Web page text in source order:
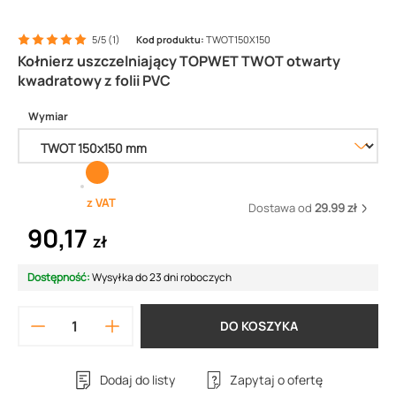
Kołnierz uszczelniający TOPWET TWOT otwarty
kwadratowy z folii PVC
5/5 (1) Kod produktu: TWOT150X150
Wymiar
z VAT Dostawa od 29.99 zł
90,17 zł
Dostępność:Wysyłka do 23 dni roboczych
DO KOSZYKA
Dodaj do listy Zapytaj o ofertę